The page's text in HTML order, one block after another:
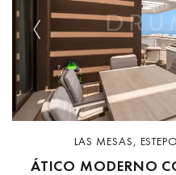
Previous
LAS MESAS,
ÁTICO MODERNO